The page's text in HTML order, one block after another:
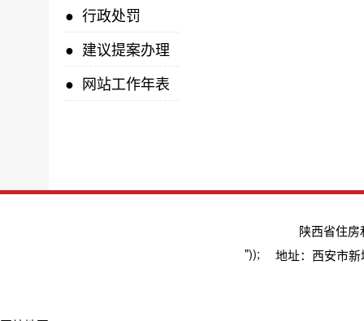
● 行政处罚
● 建议提案办理
● 网站工作年表
"));
陕西省住
地址：西安市